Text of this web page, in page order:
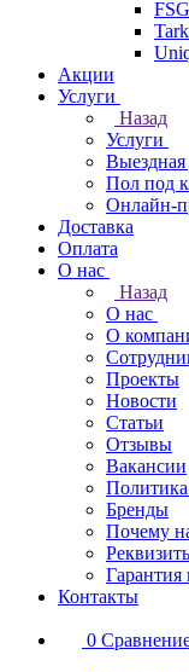
FSG
Акции
Услуги
Назад
Услуги
Выездная
Пол под
Онлайн-
Доставка
Оплата
О нас
Назад
О нас
О
Проекты
Новости
Статьи
Отзывы
Вакансии
Бренды
Почему
Гарантия
Контакты
0